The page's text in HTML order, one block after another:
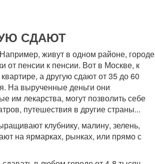
СДАЮТ
живут в одном районе, городе
от пенсии к пенсии. Вот в Москве, к
а другую сдают от 35 до 60
На вырученные деньги они
им лекарства, могут позволить себе
путешествия в другие страны...
клубнику, малину, зелень,
на ярмарках, рынках, или прямо с